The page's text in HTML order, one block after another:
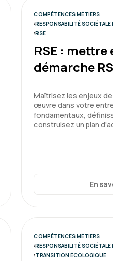
COMPÉTENCES MÉTIERS
RESPONSABILITÉ
RSE
RSE : mettre
démarche
Maîtrisez les enjeux de
œuvre dans votre
fondamentaux,
construisez un plan
En
COMPÉTENCES MÉTIERS
RESPONSABILITÉ
TRANSITION ÉCOLOGIQUE